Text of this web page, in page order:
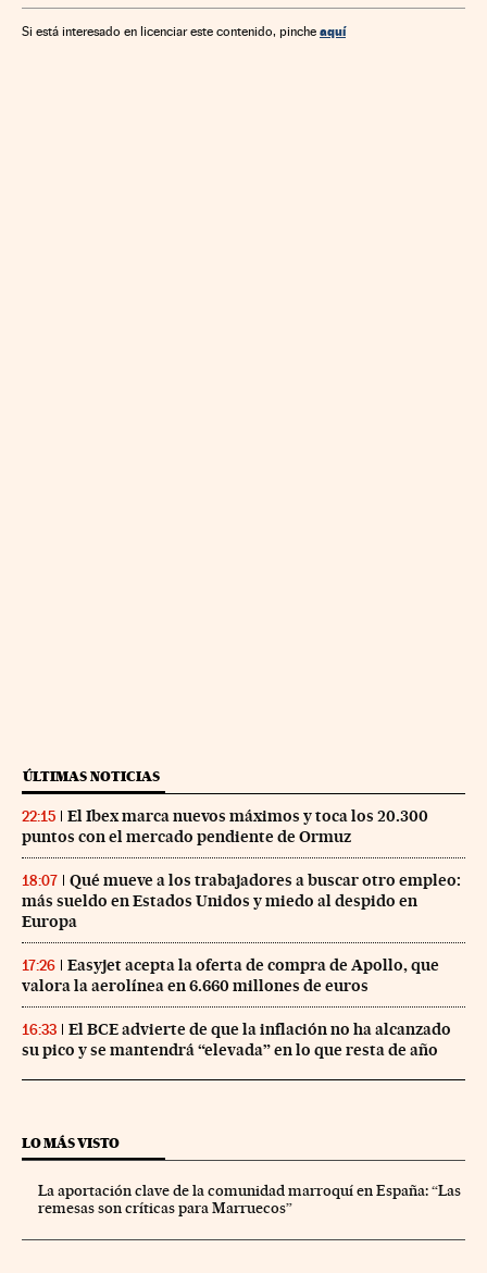
Fondos inversión Mercados financieros Empresas
Si está interesado en licenciar este contenido, pinche aquí
ÚLTIMAS NOTICIAS
22:15
El Ibex marca nuevos máximos y toca los 20.300
puntos con el mercado pendiente de Ormuz
18:07
Qué mueve a los trabajadores a buscar otro empleo:
más sueldo en Estados Unidos y miedo al despido en
Europa
17:26
Easyjet acepta la oferta de compra de Apollo, que
valora la aerolínea en 6.660 millones de euros
16:33
El BCE advierte de que la inflación no ha alcanzado
su pico y se mantendrá “elevada” en lo que resta de año
LO MÁS VISTO
La aportación clave de la comunidad marroquí en España: “Las
remesas son críticas para Marruecos”